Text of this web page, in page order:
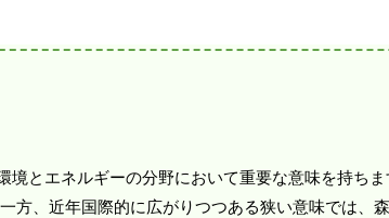
境とエネルギーの分野において重要な意味を持ち
方、近年国際的に広がりつつある狭い意味では、